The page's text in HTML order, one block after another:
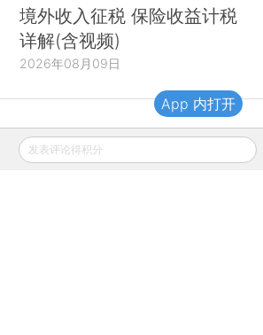
境外收入征税 保险收益计税
详解(含视频)
2026年08月09日
财新移动
发表评论得积分
App 内打开